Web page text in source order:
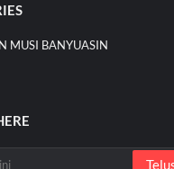
MUSI BANYUASIN